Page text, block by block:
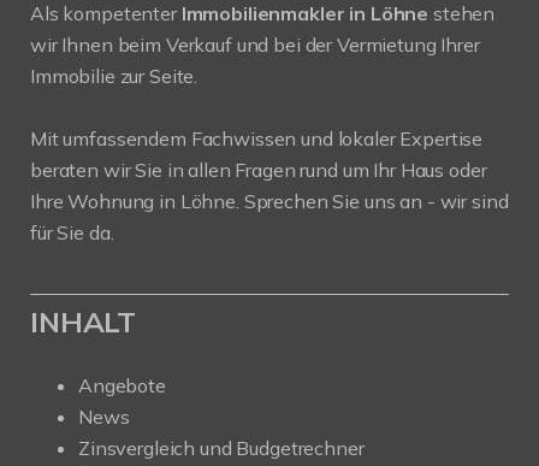
Als kompetenter Immobilienmakler in Löhne stehen
wir Ihnen beim Verkauf und bei der Vermietung Ihrer
Immobilie zur Seite.
Mit umfassendem Fachwissen und lokaler Expertise
beraten wir Sie in allen Fragen rund um Ihr Haus oder
Ihre Wohnung in Löhne. Sprechen Sie uns an - wir sind
für Sie da.
INHALT
Angebote
News
Zinsvergleich und Budgetrechner